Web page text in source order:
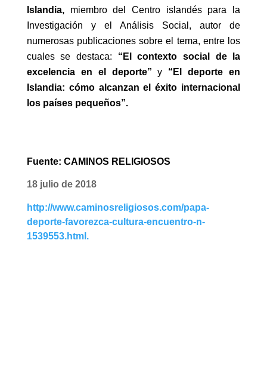
Islandia,miembro del Centro islandés para la
Investigación y el Análisis Social, autor de
numerosas publicaciones sobre el tema, entre los
cuales se destaca: “El contexto social de la
excelencia en el deporte”y “El deporte en
Islandia: cómo alcanzan el éxito internacional
los países pequeños”.
Fuente: CAMINOS RELIGIOSOS
18 julio de 2018
http://www.caminosreligiosos.com/papa-
deporte-favorezca-cultura-encuentro-n-
1539553.html .